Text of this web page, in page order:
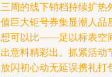
周的线下销档持续扩热
巨大钜号券集显潮人品
可以比——足以标表空
意料精彩出。抓紧活动
闪初心动无延误携礼打